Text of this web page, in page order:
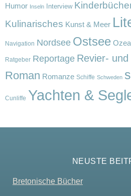
Humor Inseln Interview
Kulinarisches Kunst & Meer
Navigation Nordsee Ostsee
Ratgeber Reportage Revier-
Roman Romanze Schiffe Schweden
Cunliffe Yachten &
NEUSTE
Bretonische Bücher